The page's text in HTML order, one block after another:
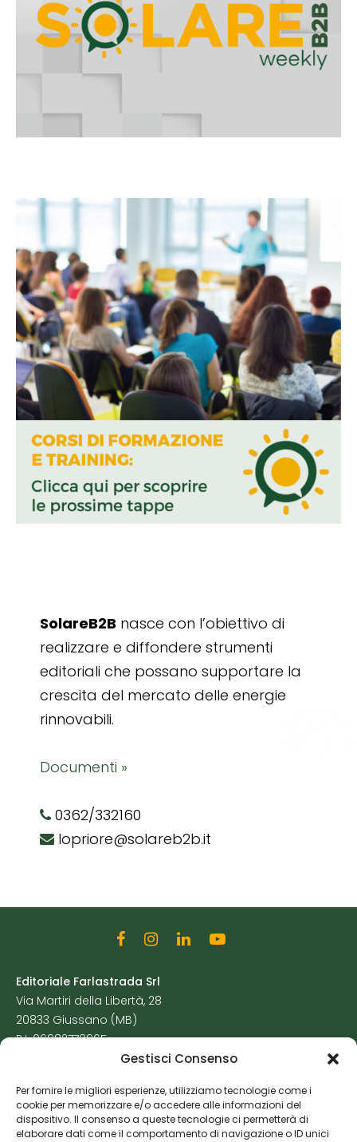
Gestisci Consenso
Per fornire le migliori esperienze, utilizziamo tecnologie come i
cookie per memorizzare e/o accedere alle informazioni del
dispositivo. Il consenso a queste tecnologie ci permetterà di
elaborare dati come il comportamento di navigazione o ID unici
SolareB2B nasce con l’obiettivo di
realizzare e diffondere strumenti
editoriali che possano supportare la
crescita del mercato delle energie
rinnovabili.
Documenti »
0362/332160
lopriore@solareb2b.it
Editoriale Farlastrada Srl
Via Martiri della Libertà, 28
20833 Giussano (MB)
P.I. 06982770965
Cookie Policy
Risorse Aggiuntive